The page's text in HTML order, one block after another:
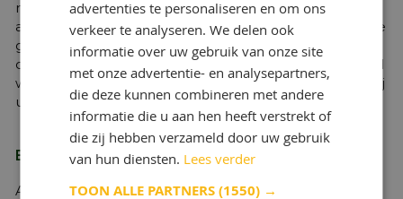
normen voor industriële en persoonlijke hygiëne in
acht worden genomen, een significant gevaar voor de
gezondheid of veiligheid opleveren. Zoals voor alle
oliën moet langdurig of herhaald contact met de huid
worden vermeden. Voor meer informatie verwijzen wij
u naar het betreffende veiligheidsinformatieblad.
Behandeling & opslag
Alle smeermiddelen van levensmiddelenkwaliteit
advertenties te personaliseren en om ons
verkeer te analyseren. We delen ook
informatie over uw gebruik van onze site
met onze advertentie- en analysepartners,
die deze kunnen combineren met andere
informatie die u aan hen heeft verstrekt of
die zij hebben verzameld door uw gebruik
van hun diensten. Lees verder
TOON ALLE PARTNERS(1550) →